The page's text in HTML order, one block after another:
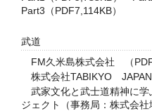
Part3（PDF7,114KB）
​武道
FM久米島株式会社
（
株式会社TABIKYO
武家文化と武士道精神に学
ジェクト（事務局：株式会社